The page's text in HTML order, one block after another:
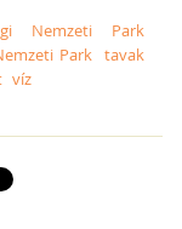
Nemzeti Park
Park
tavak
víz